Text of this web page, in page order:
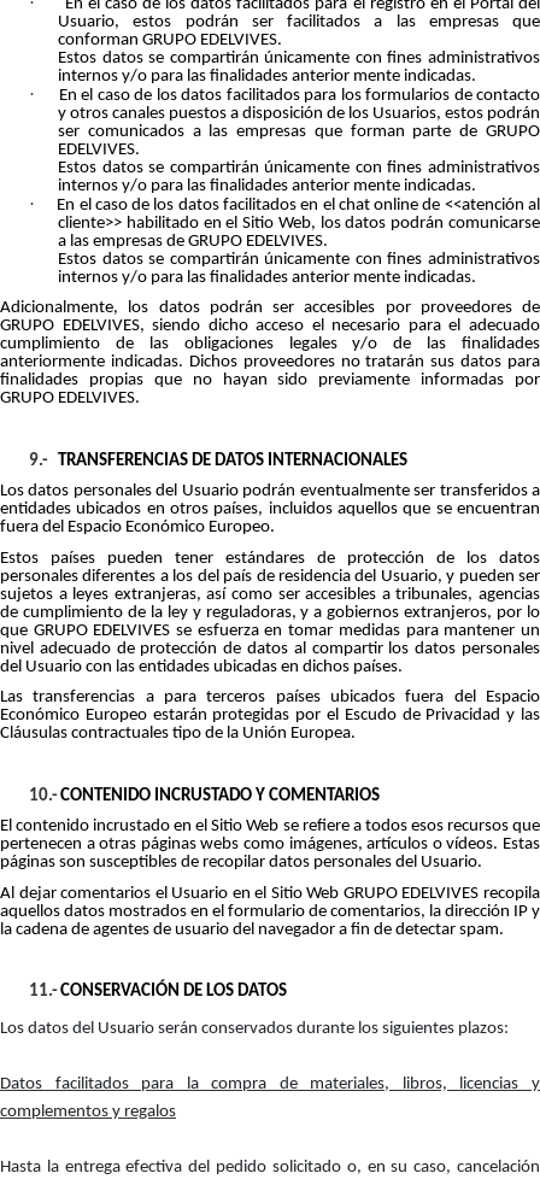
En el caso de los datos facilitados para el registro en el Portal del
Usuario, estos podrán ser facilitados a las empresas que
conforman GRUPO EDELVIVES.
Estos datos se compartirán únicamente con fines administrativos
internos y/o para las finalidades anterior mente indicadas.
·
En el caso de los datos facilitados para los formularios de contacto
y otros canales puestos a disposición de los Usuarios, estos podrán
ser comunicados a las empresas que forman parte de GRUPO
EDELVIVES.
Estos datos se compartirán únicamente con fines administrativos
internos y/o para las finalidades anterior mente indicadas.
·
En el caso de los datos facilitados en el chat online de <<atención al
cliente>> habilitado en el Sitio Web, los datos podrán comunicarse
a las empresas de GRUPO EDELVIVES.
Estos datos se compartirán únicamente con fines administrativos
internos y/o para las finalidades anterior mente indicadas.
Adicionalmente, los datos podrán ser accesibles por proveedores de
GRUPO EDELVIVES, siendo dicho acceso el necesario para el adecuado
cumplimiento de las obligaciones legales y/o de las finalidades
anteriormente indicadas. Dichos proveedores no tratarán sus datos para
finalidades propias que no hayan sido previamente informadas por
GRUPO EDELVIVES.
9.- TRANSFERENCIAS DE DATOS INTERNACIONALES
Los datos personales del Usuario podrán eventualmente ser transferidos a
entidades ubicados en otros países, incluidos aquellos que se encuentran
fuera del Espacio Económico Europeo.
Estos países pueden tener estándares de protección de los datos
personales diferentes a los del país de residencia del Usuario, y pueden ser
sujetos a leyes extranjeras, así como ser accesibles a tribunales, agencias
de cumplimiento de la ley y reguladoras, y a gobiernos extranjeros, por lo
que GRUPO EDELVIVES se esfuerza en tomar medidas para mantener un
nivel adecuado de protección de datos al compartir los datos personales
del Usuario con las entidades ubicadas en dichos países.
Las transferencias a para terceros países ubicados fuera del Espacio
Económico Europeo estarán protegidas por el Escudo de Privacidad y las
Cláusulas contractuales tipo de la Unión Europea.
10.-CONTENIDO INCRUSTADO Y COMENTARIOS
El contenido incrustado en el Sitio Web se refiere a todos esos recursos que
pertenecen a otras páginas webs como imágenes, artículos o vídeos. Estas
páginas son susceptibles de recopilar datos personales del Usuario.
Al dejar comentarios el Usuario en el Sitio Web GRUPO EDELVIVES recopila
aquellos datos mostrados en el formulario de comentarios, la dirección IP y
la cadena de agentes de usuario del navegador a fin de detectar spam.
11.-CONSERVACIÓN DE LOS DATOS
Los datos del Usuario serán conservados durante los siguientes plazos:
Datos facilitados para la compra de materiales, libros, licencias y
complementos y regalos
Hasta la entrega efectiva del pedido solicitado o, en su caso, cancelación